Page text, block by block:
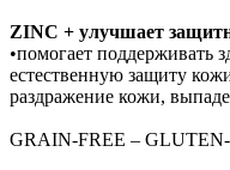
ZINC + улучшает
•помогает поддерживать
естественную защиту
раздражение кожи,
GRAIN-FREE – GLUTEN-